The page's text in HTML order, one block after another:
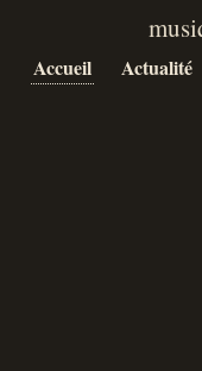
Accueil Actualité